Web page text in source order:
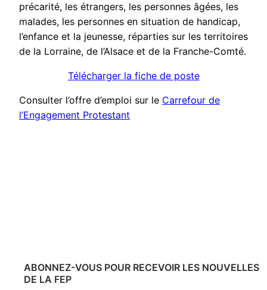
précarité, les étrangers, les personnes âgées, les
malades, les personnes en situation de handicap,
l’enfance et la jeunesse, réparties sur les territoires
de la Lorraine, de l’Alsace et de la Franche-Comté.
Télécharger la fiche de poste
Consulter l’offre d’emploi sur le Carrefour de
l’Engagement Protestant
ABONNEZ-VOUS POUR RECEVOIR LES NOUVELLES
DE LA FEP